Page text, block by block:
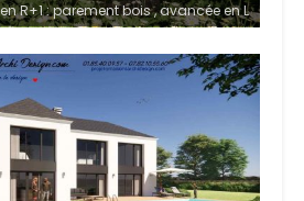
R+1 : parement bois , avancée en L